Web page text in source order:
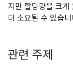
지만 할당량을 크게
더 소요될 수 있습니
관련 주제